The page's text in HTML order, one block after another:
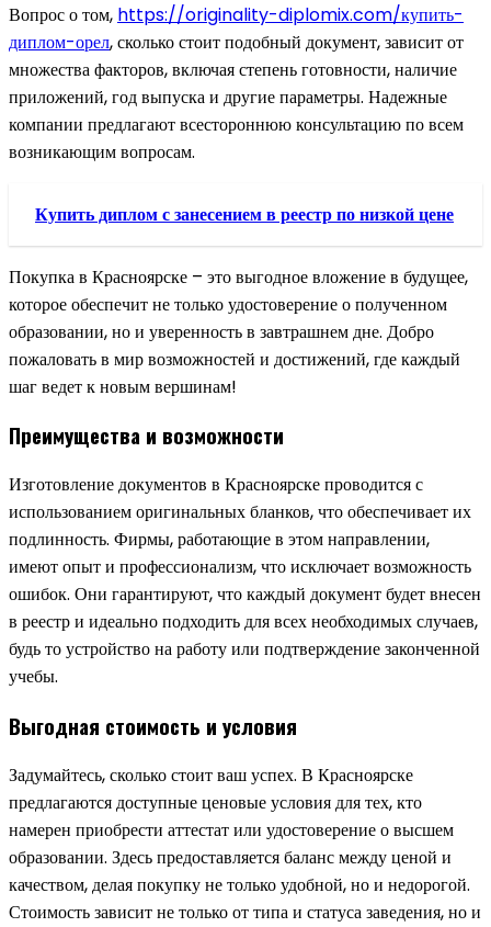
Вопрос о том, https://originality-diplomix.com/купить-
диплом-орел, сколько стоит подобный документ, зависит от
множества факторов, включая степень готовности, наличие
приложений, год выпуска и другие параметры. Надежные
компании предлагают всестороннюю консультацию по всем
возникающим вопросам.
Купить диплом с занесением в реестр по низкой цене
Покупка в Красноярске – это выгодное вложение в будущее,
которое обеспечит не только удостоверение о полученном
образовании, но и уверенность в завтрашнем дне. Добро
пожаловать в мир возможностей и достижений, где каждый
шаг ведет к новым вершинам!
Преимущества и возможности
Изготовление документов в Красноярске проводится с
использованием оригинальных бланков, что обеспечивает их
подлинность. Фирмы, работающие в этом направлении,
имеют опыт и профессионализм, что исключает возможность
ошибок. Они гарантируют, что каждый документ будет внесен
в реестр и идеально подходить для всех необходимых случаев,
будь то устройство на работу или подтверждение законченной
учебы.
Выгодная стоимость и условия
Задумайтесь, сколько стоит ваш успех. В Красноярске
предлагаются доступные ценовые условия для тех, кто
намерен приобрести аттестат или удостоверение о высшем
образовании. Здесь предоставляется баланс между ценой и
качеством, делая покупку не только удобной, но и недорогой.
Стоимость зависит не только от типа и статуса заведения, но и